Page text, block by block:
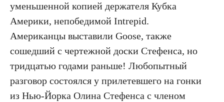
уменьшенной копией держателя Кубка
Америки, непобедимой Intrepid.
Американцы выставили Goose, также
сошедший с чертежной доски Стефенса, но
тридцатью годами раньше! Любопытный
разговор состоялся у прилетевшего на гонки
из Нью-Йорка Олина Стефенса с членом